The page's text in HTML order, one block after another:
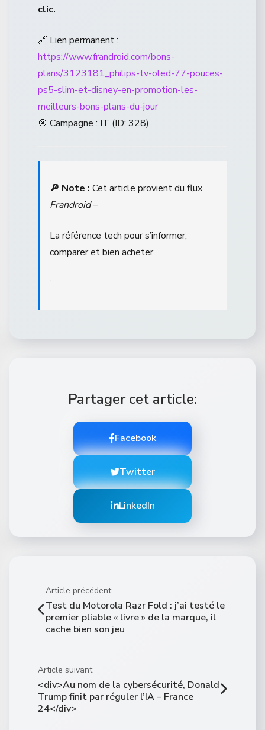
clic.
🔗 Lien permanent :
https://www.frandroid.com/bons-
plans/3123181_philips-tv-oled-77-pouces-
ps5-slim-et-disney-en-promotion-les-
meilleurs-bons-plans-du-jour
🎯 Campagne : IT (ID: 328)
🔎 Note : Cet article provient du flux
Frandroid–
La référence tech pour s’informer,
comparer et bien acheter
.
Partager cet article:
Facebook
Twitter
LinkedIn
Article précédent
Test du Motorola Razr Fold : j’ai testé le
premier pliable « livre » de la marque, il
cache bien son jeu
Article suivant
<div>Au nom de la cybersécurité, Donald
Trump finit par réguler l’IA – France
24</div>